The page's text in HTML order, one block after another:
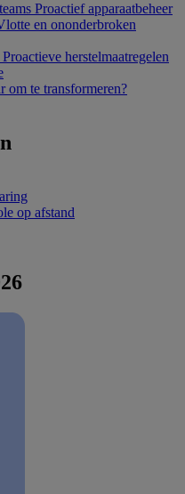
Proactief apparaatbeheer
en ononderbroken
Proactieve herstelmaatregelen
om te transformeren?
op afstand